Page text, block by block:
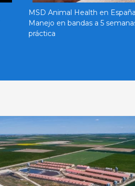
MSD Animal Health en España
Manejo en bandas a 5
práctica